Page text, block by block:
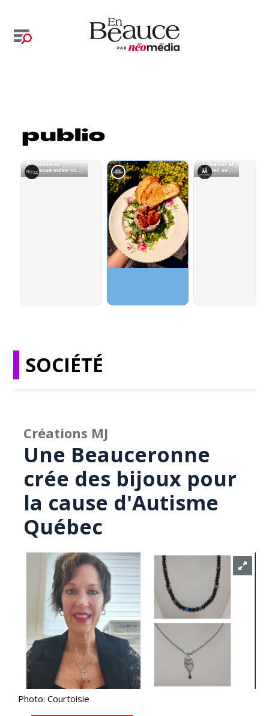
SOCIÉTÉ
Créations MJ
Une Beauceronne
crée des bijoux pour
la cause d'Autisme
Québec
Photo: Courtoisie